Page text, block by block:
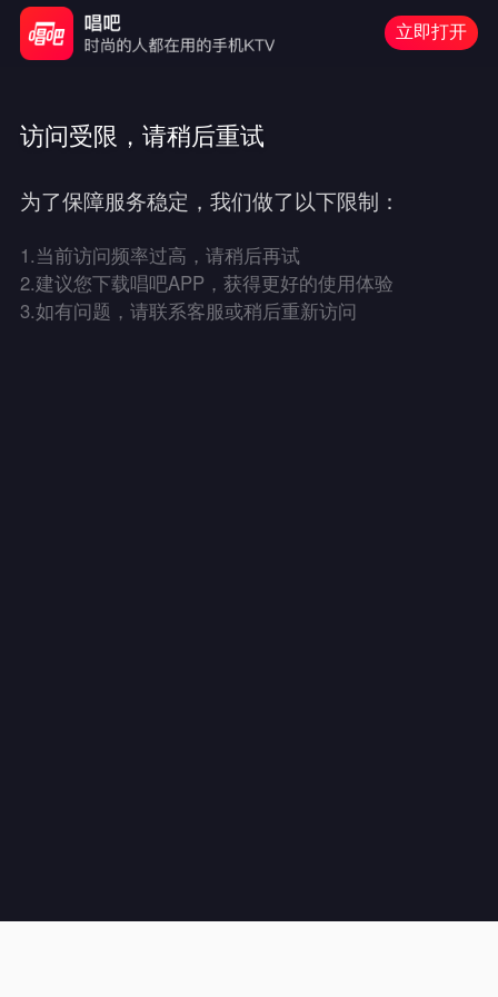
立即打开
访问受限，请稍后重试
为了保障服务稳定，我们做了以下限制：
1.当前访问频率过高，请稍后再试
2.建议您下载唱吧APP，获得更好的使用体验
3.如有问题，请联系客服或稍后重新访问